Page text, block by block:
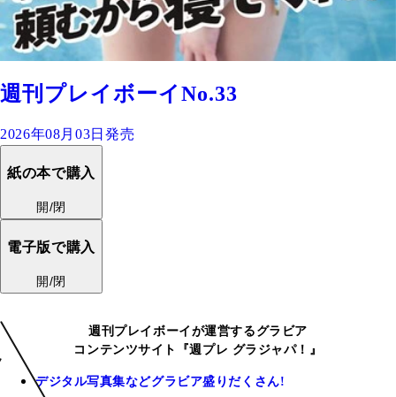
週刊プレイボーイNo.33
2026年08月03日発売
紙の本で購入
開/閉
電子版で購入
開/閉
週刊プレイボーイが運営するグラビア
コンテンツサイト『週プレ グラジャパ！』
デジタル写真集などグラビア盛りだくさん!